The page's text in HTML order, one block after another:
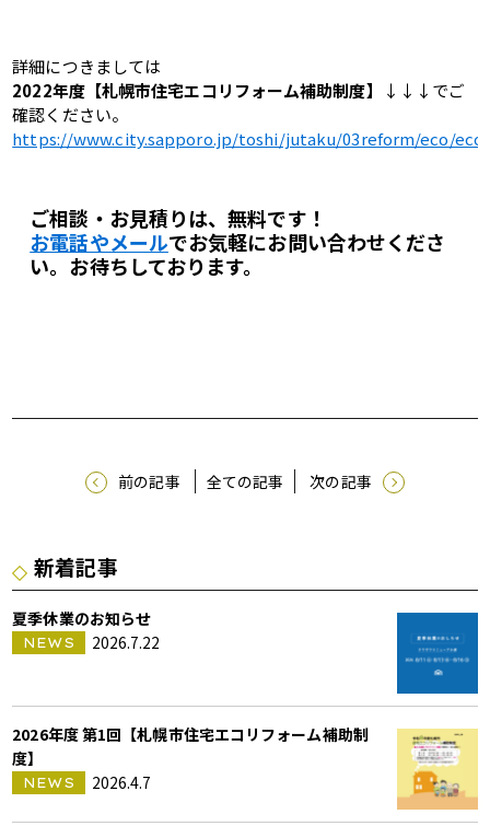
詳細につきましては
2022年度【札幌市住宅エコリフォーム補助制度】
↓↓↓でご
確認ください。
https://www.city.sapporo.jp/toshi/jutaku/03reform/eco/
ご相談・お見積りは、無料です！
お電話やメールでお気軽にお問い合わせくださ
い。 お待ちしております。
前の記事 全ての記事 次の記事
新着記事
夏季休業のお知らせ
NEWS 2026.7.22
2026年度 第1回【札幌市住宅エコリフォーム補助制
度】
NEWS 2026.4.7